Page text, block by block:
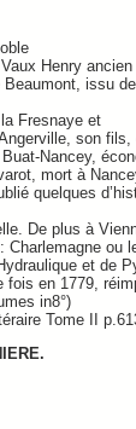
Henry ancien
issu de
Fresnaye et
son fils,
Buat-Nancey,
mort à
quelques
De plus à
Charlemagne ou
et de
fois en 1779,
in8°)
Tome II